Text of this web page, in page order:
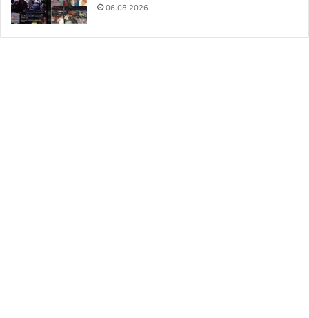
06.08.2026